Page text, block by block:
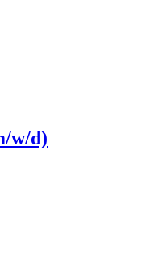
w/d)